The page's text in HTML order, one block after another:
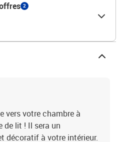
2
vers votre chambre à
de lit ! Il sera un
décoratif à votre intérieur.